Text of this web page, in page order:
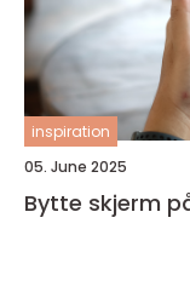
inspiration
05. June 2025
Bytte skjerm